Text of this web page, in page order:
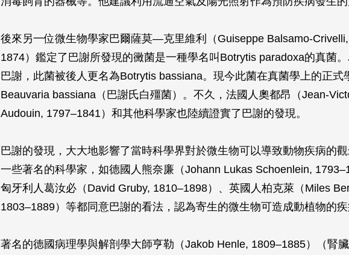
後來另一位微生物學家巴爾薩莫—克里維利（Guiseppe Balsamo-
1874）鑑定了巴謝所發現的黴菌是一種學名叫 Botrytis paradoxa的真菌
巴謝，此菌被後人更名為Botrytis bassiana。現今此菌在真菌學上的正式
Beauvaria bassiana （巴謝氏白殭菌）。不久，法國人奧都昂（Jean-
Audouin, 1797–1841）和其他科學家也陸續證實了巴謝的發現。
巴謝的發現，大大地影響了當時科學界對於微生物可以導致動物疾病的
一些著名的科學家，如德國人熊奈廉（Johann Lukas Schoenlein,
匈牙利人葛汝必（David Gruby, 1810–1898）、英國人柏克萊（Miles
1803–1889）等都同意巴謝的看法，認為寄生的微生物可造成動植物的疾
著名的德國病理學與解剖學大師亨勒（Jakob Henle, 1809–1885）（腎